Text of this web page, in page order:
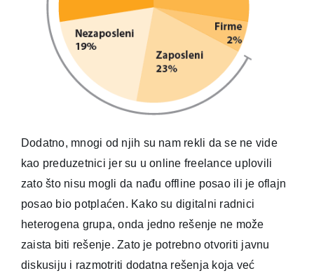
Dodatno, mnogi od njih su nam rekli da se ne vide
kao preduzetnici jer su u online freelance uplovili
zato što nisu mogli da nađu offline posao ili je oflajn
posao bio potplaćen. Kako su digitalni radnici
heterogena grupa, onda jedno rešenje ne može
zaista biti rešenje. Zato je potrebno otvoriti javnu
diskusiju i razmotriti dodatna rešenja koja već